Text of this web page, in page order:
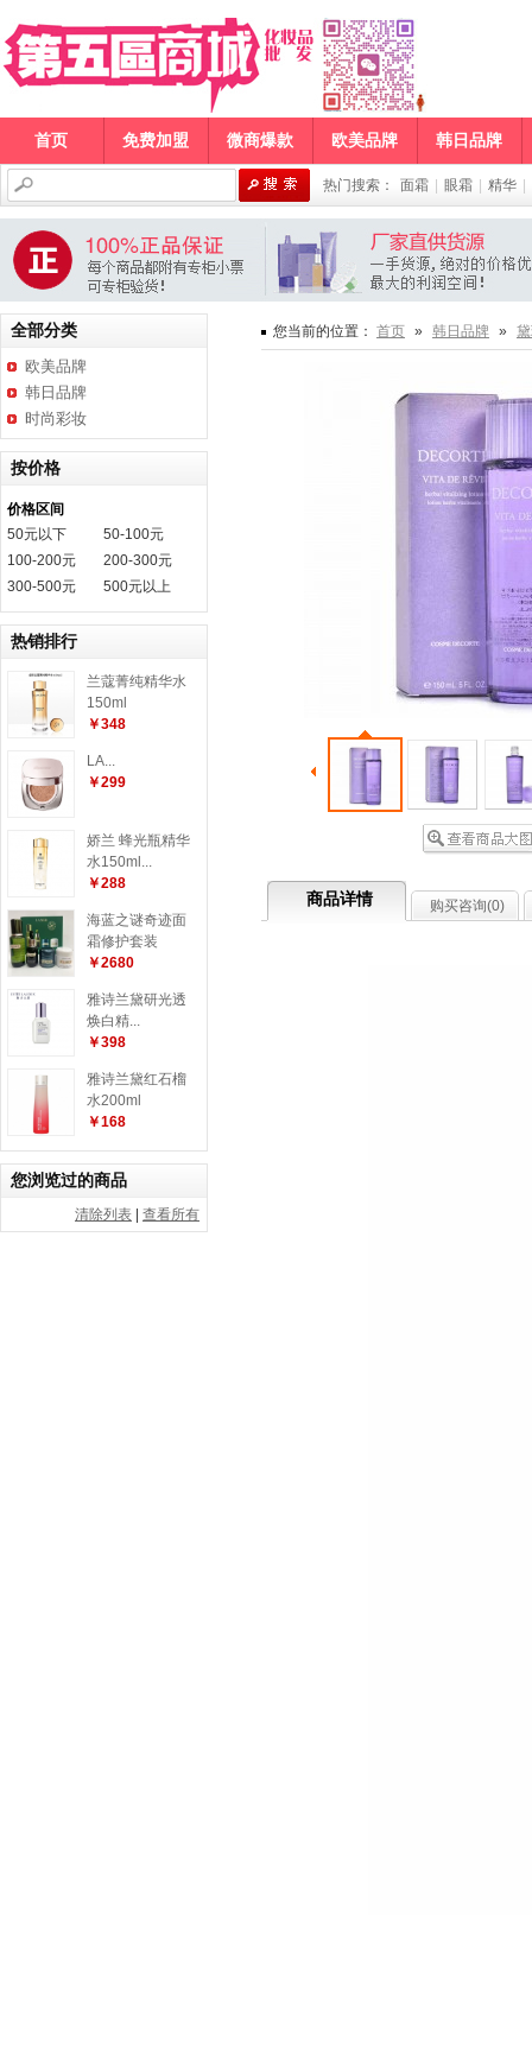
首页 免费加盟 微商爆款 欧美品牌 韩日品牌
热门搜索： 面霜 眼霜 精华
您当前的位置： 首页 » 韩日品牌 »
商品详情 购买咨询(0)
全部分类
欧美品牌
韩日品牌
时尚彩妆
按价格
价格区间
50元以下
50-100元
100-200元
200-300元
300-500元
500元以上
热销排行
兰蔻菁纯精华水
150ml
￥348
LA...
￥299
娇兰 蜂光瓶精华
水150ml...
￥288
海蓝之谜奇迹面
霜修护套装
￥2680
雅诗兰黛研光透
焕白精...
￥398
雅诗兰黛红石榴
水200ml
￥168
您浏览过的商品
清除列表 查看所有